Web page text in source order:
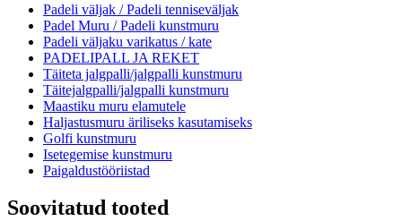
Padeli väljak / Padeli tenniseväljak
Padel Muru / Padeli kunstmuru
Padeli väljaku varikatus / kate
PADELIPALL JA REKET
Täiteta jalgpalli/jalgpalli kunstmuru
Täitejalgpalli/jalgpalli kunstmuru
Maastiku muru elamutele
Haljastusmuru äriliseks kasutamiseks
Golfi kunstmuru
Isetegemise kunstmuru
Paigaldustööriistad
Soovitatud tooted